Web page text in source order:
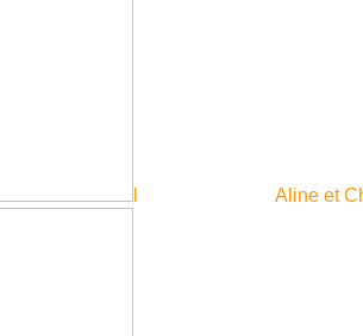
l Aline et